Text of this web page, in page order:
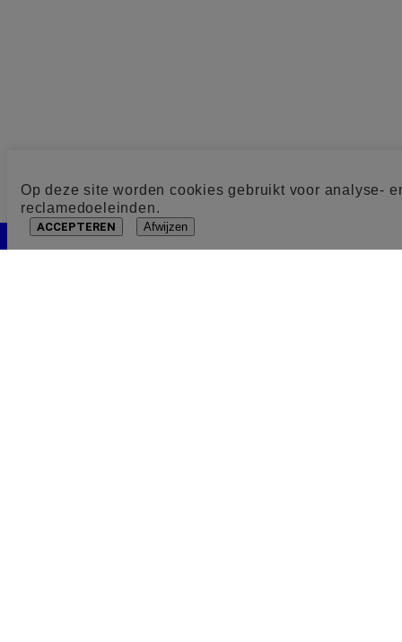
Op deze site worden cookies gebruikt voor analyse-
reclamedoeleinden.
ACCEPTEREN Afwijzen
Cookie toestemming